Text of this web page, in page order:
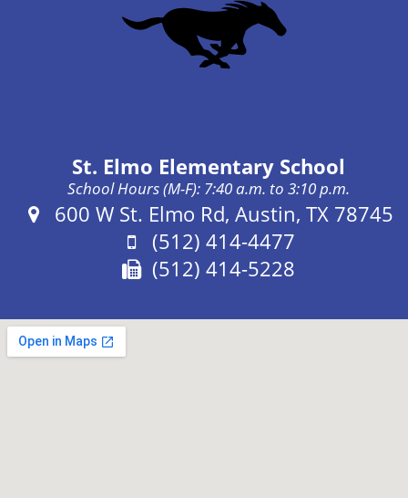
St. Elmo Elementary School
School Hours (M-F): 7:40 a.m. to 3:10 p.m.
Address:
600 W St. Elmo Rd, Austin, TX 78745
Phone:
(512) 414-4477
Fax:
(512) 414-5228